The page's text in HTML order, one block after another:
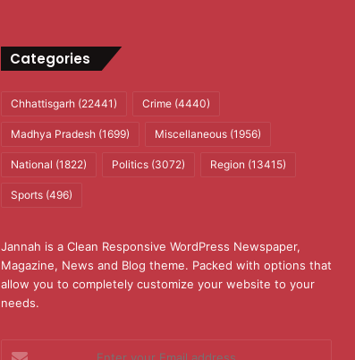
Categories
Chhattisgarh(22441) Crime(4440)
Madhya Pradesh(1699) Miscellaneous(1956)
National (1822) Politics(3072) Region (13415)
Sports(496)
Jannah is a Clean Responsive WordPress Newspaper,
Magazine, News and Blog theme. Packed with options that
allow you to completely customize your website to your
needs.